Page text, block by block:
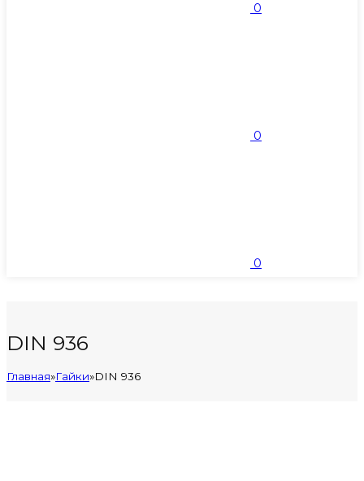
0
0
0
DIN 936
Главная»Гайки»DIN 936